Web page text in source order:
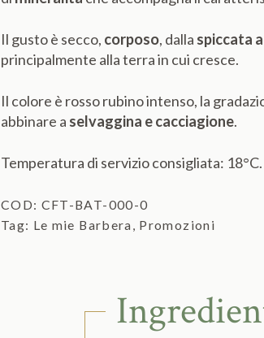
Il gusto è secco, corposo, dalla spiccata
principalmente alla terra in cui cresce.
Il colore è rosso rubino intenso, la
abbinare a selvaggina e cacciagione.
Temperatura di servizio consigliata: 18°C.
COD: CFT-BAT-000-0
Tag: Le mie Barbera , Promozioni